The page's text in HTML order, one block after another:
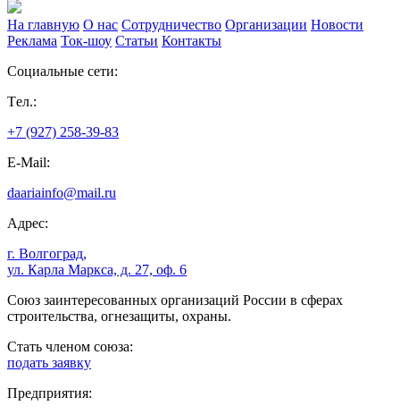
На главную О нас Сотрудничество Организации Новости
Реклама Ток-шоу Статьи Контакты
Социальные сети:
Tел.:
+7 (927) 258-39-83
E-Mail:
daariainfo@mail.ru
Адрес:
г. Волгоград,
ул. Карла Маркса, д. 27, оф. 6
Союз заинтересованных организаций России в сферах
строительства, огнезащиты, охраны.
Стать членом союза:
подать заявку
Предприятия: